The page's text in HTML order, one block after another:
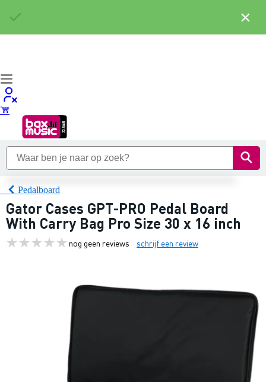
Pedalboard
Gator Cases GPT-PRO Pedal Board
With Carry Bag Pro Size 30 x 16 inch
nog geen reviews schrijf een review
×